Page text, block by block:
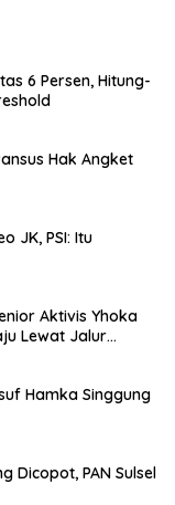
6 Persen, Hitung-
Hak Angket
JK, PSI: Itu
Aktivis Yhoka
Lewat Jalur
Hamka Singgung
Dicopot, PAN Sulsel